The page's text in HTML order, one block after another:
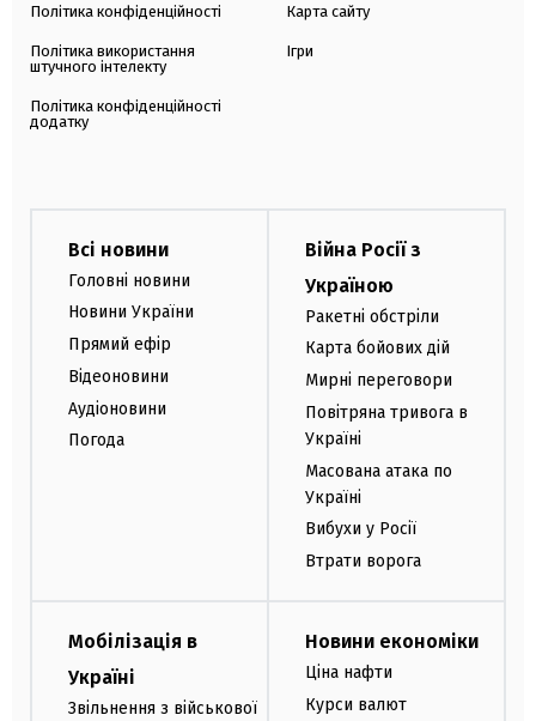
Політика конфіденційності
Політика використання
штучного інтелекту
Політика конфіденційності
додатку
Карта сайту
Ігри
Всі новини
Головні новини
Новини України
Прямий ефір
Відеоновини
Аудіоновини
Погода
Війна Росії з
Україною
Ракетні обстріли
Карта бойових дій
Мирні переговори
Повітряна тривога в
Україні
Масована атака по
Україні
Вибухи у Росії
Втрати ворога
Мобілізація в
Україні
Звільнення з військової
Новини економіки
Ціна нафти
Курси валют